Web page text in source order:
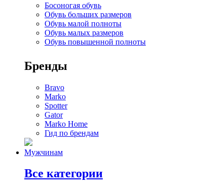
Босоногая обувь
Обувь больших размеров
Обувь малой полноты
Обувь малых размеров
Обувь повышенной полноты
Бренды
Bravo
Marko
Spotter
Gator
Marko Home
Гид по брендам
Мужчинам
Все категории